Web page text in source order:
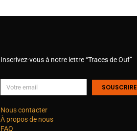
Inscrivez-vous à notre lettre “Traces de Ouf”
SOUSCRIRE
Nous contacter
À propos de nous
FAQ